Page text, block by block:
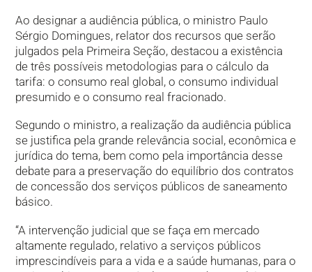
Ao designar a audiência pública, o ministro Paulo
Sérgio Domingues, relator dos recursos que serão
julgados pela Primeira Seção, destacou a existência
de três possíveis metodologias para o cálculo da
tarifa: o consumo real global, o consumo individual
presumido e o consumo real fracionado.
Segundo o ministro, a realização da audiência pública
se justifica pela grande relevância social, econômica e
jurídica do tema, bem como pela importância desse
debate para a preservação do equilíbrio dos contratos
de concessão dos serviços públicos de saneamento
básico.
“A intervenção judicial que se faça em mercado
altamente regulado, relativo a serviços públicos
imprescindíveis para a vida e a saúde humanas, para o